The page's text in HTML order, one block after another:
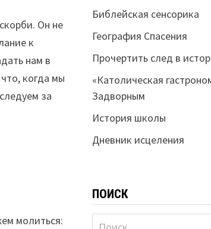
Он не
к
нам в
когда мы
за
молиться:
Библейская сенсорика
География Спасения
Прочертить след в
«Католическая
Задворным
История школы
Дневник исцеления
ПОИСК
Найти: